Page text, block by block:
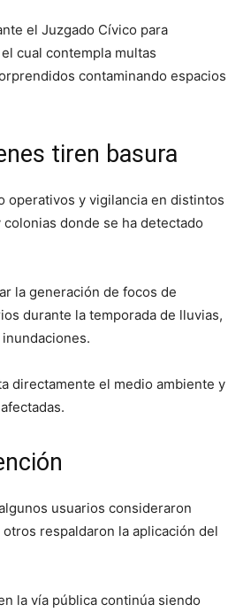
el Juzgado Cívico para
cual contempla multas
contaminando espacios
tiren basura
operativos y vigilancia en distintos
donde se ha detectado
la generación de focos de
durante la temporada de lluvias,
directamente el medio ambiente y
usuarios consideraron
respaldaron la aplicación del
la vía pública continúa siendo